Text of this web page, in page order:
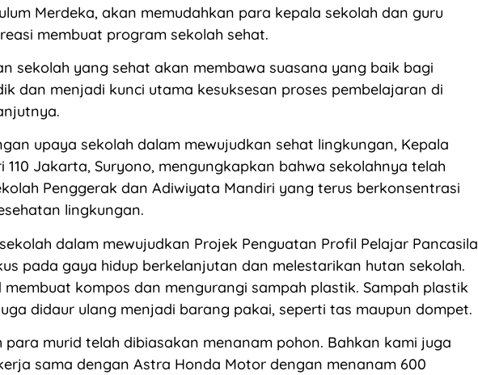
Merdeka, akan memudahkan para kepala sekolah dan guru
membuat program sekolah sehat.
sekolah yang sehat akan membawa suasana yang baik bagi
dan menjadi kunci utama kesuksesan proses pembelajaran di
upaya sekolah dalam mewujudkan sehat lingkungan, Kepala
110 Jakarta, Suryono, mengungkapkan bahwa sekolahnya telah
Penggerak dan Adiwiyata Mandiri yang terus berkonsentrasi
lingkungan.
dalam mewujudkan Projek Penguatan Profil Pelajar Pancasila
pada gaya hidup berkelanjutan dan melestarikan hutan sekolah.
membuat kompos dan mengurangi sampah plastik. Sampah plastik
didaur ulang menjadi barang pakai, seperti tas maupun dompet.
para murid telah dibiasakan menanam pohon. Bahkan kami juga
sama dengan Astra Honda Motor dengan menanam 600